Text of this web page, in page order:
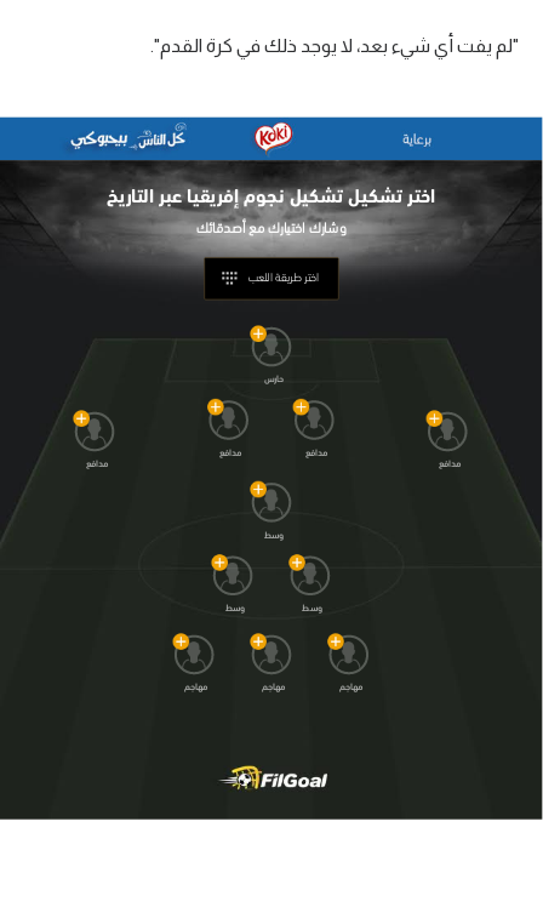
"لم يفت أي شيء بعد، لا يوجد ذلك في كرة القدم".
اختر تشكيلتشكيل نجوم إفريقيا عبر التاريخ
وشارك اختيارك مع أصدقائك‎
اختر طريقة اللعب
حارس
مدافع
مدافع
مدافع
مدافع
وسط
وسط وسط
مهاجم مهاجم مهاجم